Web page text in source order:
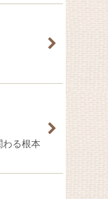
る根本